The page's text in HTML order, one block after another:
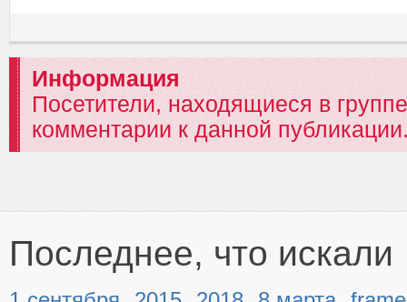
Информация
Посетители, находящиеся в
комментарии к данной
Последнее, что искали